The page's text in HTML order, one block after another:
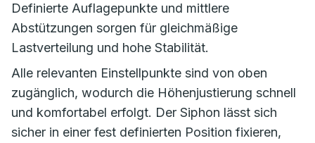
Definierte Auflagepunkte und mittlere
Abstützungen sorgen für gleichmäßige
Lastverteilung und hohe Stabilität.
Alle relevanten Einstellpunkte sind von oben
zugänglich, wodurch die Höhenjustierung schnell
und komfortabel erfolgt. Der Siphon lässt sich
sicher in einer fest definierten Position fixieren,